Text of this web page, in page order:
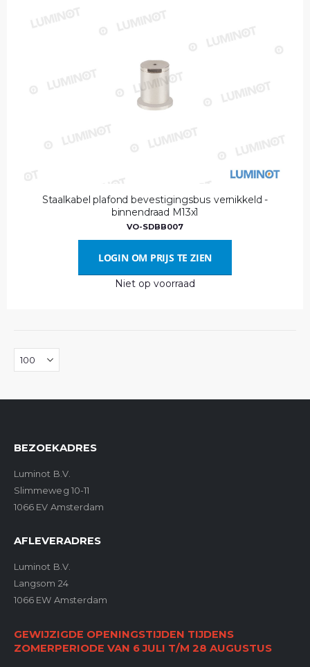
Staalkabel plafond bevestigingsbus vernikkeld -
binnendraad M13x1
VO-SDBB007
LOGIN OM PRIJS TE ZIEN
Niet op voorraad
BEZOEKADRES
Luminot B.V.
Slimmeweg 10-11
1066 EV Amsterdam
AFLEVERADRES
Luminot B.V.
Langsom 24
1066 EW Amsterdam
GEWIJZIGDE OPENINGSTIJDEN TIJDENS
ZOMERPERIODE VAN 6 JULI T/M 28 AUGUSTUS